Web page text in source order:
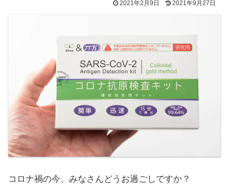
2021年2月9日 2021年9月27日
コロナ禍の今、みなさんどうお過ごしですか？